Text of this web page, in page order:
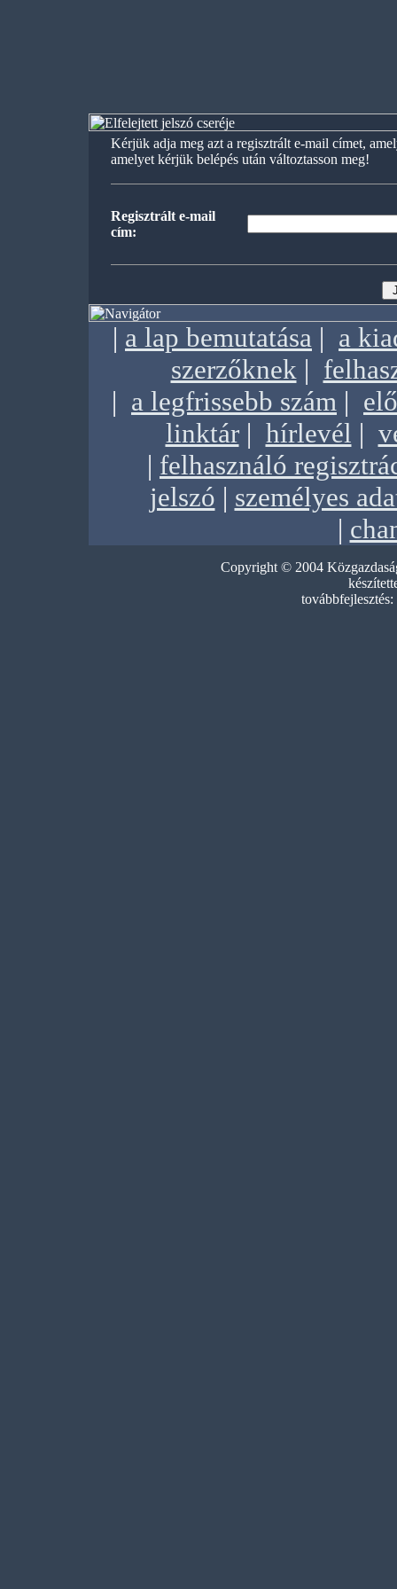
Kérjük adja meg azt a regisztrált e-mail címet,
amelyet kérjük belépés után változtasson meg!
Regisztrált e-mail
cím:
| a lap bemutatása | a
szerzőknek|
| a legfrissebb szám |
linktár| hírlevél |
| felhasználó
jelszó | személyes
|
Copyright © 2004
továbbfejlesztés: